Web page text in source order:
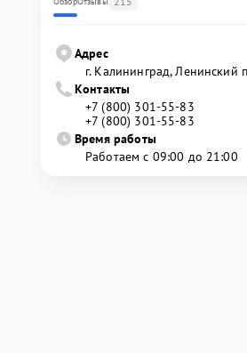
Адрес
г. Калининград, Ленинский
Контакты
+7 (800) 301-55-83
+7 (800) 301-55-83
Время работы
Работаем с 09:00 до 21:00